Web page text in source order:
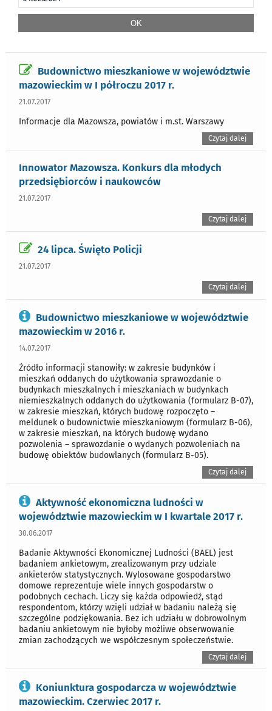
Budownictwo mieszkaniowe w województwie
mazowieckim w I półroczu 2017 r.
21.07.2017
Informacje dla Mazowsza, powiatów i m.st. Warszawy
Czytaj dalej
Innowator Mazowsza. Konkurs dla młodych
przedsiębiorców i naukowców
21.07.2017
Czytaj dalej
24 lipca. Święto Policji
21.07.2017
Czytaj dalej
Budownictwo mieszkaniowe w województwie
mazowieckim w 2016 r.
14.07.2017
Źródło informacji stanowiły: w zakresie budynków i
mieszkań oddanych do użytkowania sprawozdanie o
budynkach mieszkalnych i mieszkaniach w budynkach
niemieszkalnych oddanych do użytkowania (formularz B-07),
w zakresie mieszkań, których budowę rozpoczęto –
meldunek o budownictwie mieszkaniowym (formularz B-06),
w zakresie mieszkań, na których budowę wydano
pozwolenia – sprawozdanie o wydanych pozwoleniach na
budowę obiektów budowlanych (formularz B-05).
Czytaj dalej
Aktywność ekonomiczna ludności w
województwie mazowieckim w I kwartale 2017 r.
30.06.2017
Badanie Aktywności Ekonomicznej Ludności (BAEL) jest
badaniem ankietowym, zrealizowanym przy udziale
ankieterów statystycznych. Wylosowane gospodarstwo
domowe reprezentuje wiele innych gospodarstw o
podobnych cechach. Liczy się każda odpowiedź, stąd
respondentom, którzy wzięli udział w badaniu należą się
szczególne podziękowania. Bez ich udziału w dobrowolnym
badaniu ankietowym nie byłoby możliwe obserwowanie
zmian zachodzących we współczesnym społeczeństwie.
Czytaj dalej
Koniunktura gospodarcza w województwie
mazowieckim. Czerwiec 2017 r.